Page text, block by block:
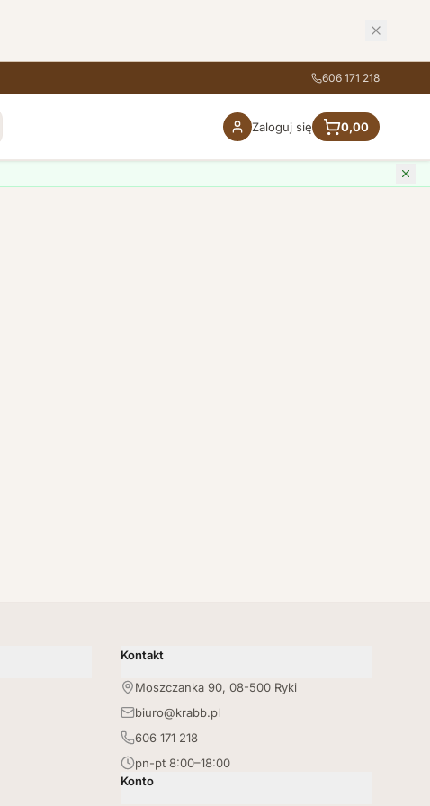
606 171 218
Zaloguj się 0,00
Kontakt
Moszczanka 90, 08-500 Ryki
biuro@krabb.pl
606 171 218
pn-pt 8:00–18:00
Konto